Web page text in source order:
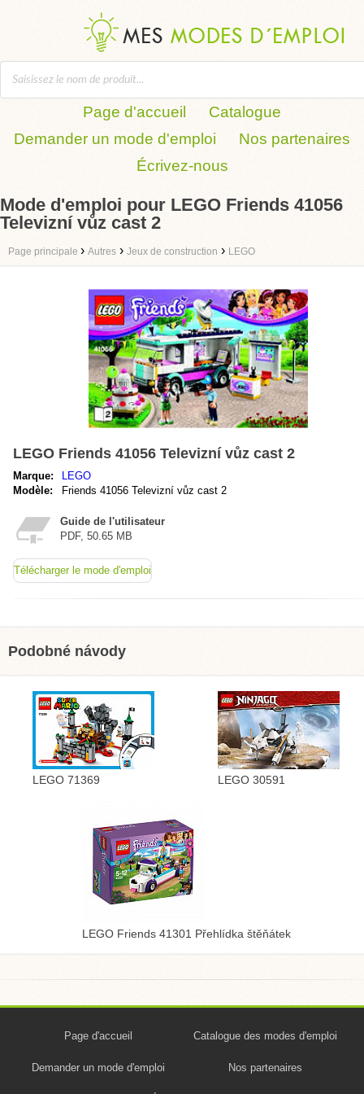
Page d'accueil
Catalogue
Demander un mode d'emploi
Nos partenaires
Écrivez-nous
Mode d'emploi pour LEGO Friends 41056
Televizní vůz cast 2
Page principale › Autres › Jeux de construction › LEGO
LEGO Friends 41056 Televizní vůz cast 2
Marque:
LEGO
Modèle:
Friends 41056 Televizní vůz cast 2
Guide de l'utilisateur
PDF, 50.65 MB
Télécharger le mode d'emploi
Podobné návody
LEGO 71369 LEGO 30591
LEGO Friends 41301 Přehlídka štěňátek
Page d'accueil Catalogue des modes d'emploi
Demander un mode d'emploi Nos partenaires